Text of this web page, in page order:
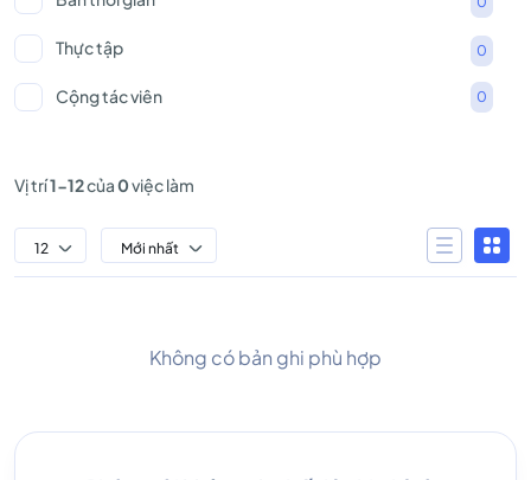
Thực tập 0
Cộng tác viên 0
Vị trí1-12của0việc làm
12 Mới nhất
Không có bản ghi phù hợp